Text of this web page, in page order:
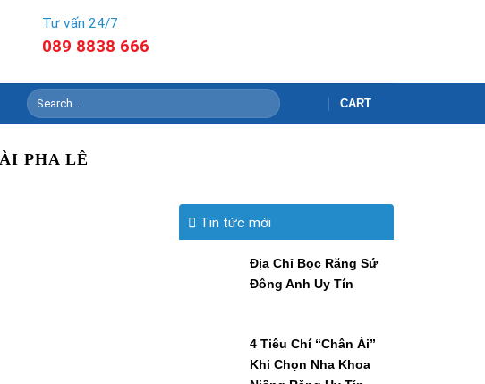
Tư vấn 24/7
089 8838 666
CART
PHA LÊ
Tin tức mới
Địa Chỉ Bọc Răng Sứ
Đông Anh Uy Tín
4 Tiêu Chí “Chân Ái”
Khi Chọn Nha Khoa